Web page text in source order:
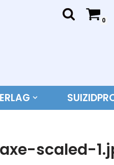
0
scaled-